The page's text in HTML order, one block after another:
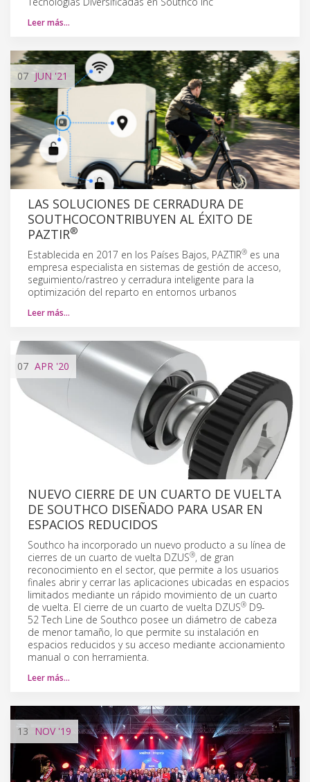
Leer más…
07 JUN '21
LAS SOLUCIONES DE CERRADURA DE
SOUTHCOCONTRIBUYEN AL ÉXITO DE
PAZTIR®
Establecida en 2017 en los Países Bajos, PAZTIR® es una
empresa especialista en sistemas de gestión de acceso,
seguimiento/rastreo y cerradura inteligente para la
optimización del reparto en entornos urbanos
Leer más…
07 APR '20
NUEVO CIERRE DE UN CUARTO DE VUELTA
DE SOUTHCO DISEÑADO PARA USAR EN
ESPACIOS REDUCIDOS
Southco ha incorporado un nuevo producto a su línea de
cierres de un cuarto de vuelta DZUS®, de gran
reconocimiento en el sector, que permite a los usuarios
finales abrir y cerrar las aplicaciones ubicadas en espacios
limitados mediante un rápido movimiento de un cuarto
de vuelta. El cierre de un cuarto de vuelta DZUS® D9-
52 Tech Line de Southco posee un diámetro de cabeza
de menor tamaño, lo que permite su instalación en
espacios reducidos y su acceso mediante accionamiento
manual o con herramienta.
Leer más…
13 NOV'19